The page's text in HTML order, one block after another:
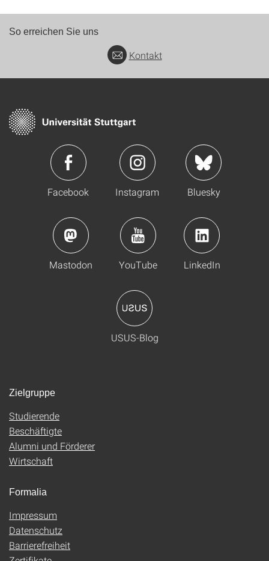
So erreichen Sie uns
Kontakt
Facebook Instagram Bluesky
Mastodon YouTube LinkedIn
USUS-Blog
Zielgruppe
Studierende
Beschäftigte
Alumni und Förderer
Wirtschaft
Formalia
Impressum
Datenschutz
Barrierefreiheit